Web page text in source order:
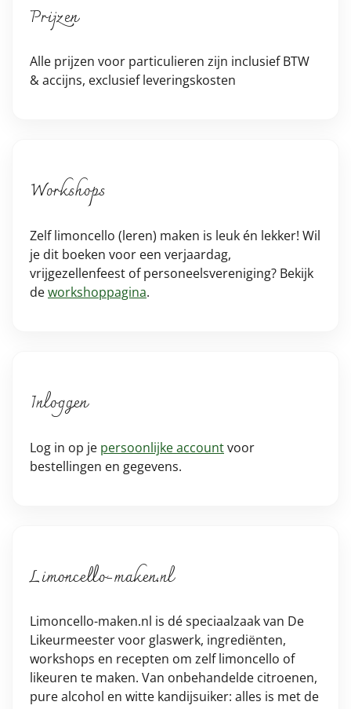
Prijzen
Alle prijzen voor particulieren zijn inclusief BTW
& accijns, exclusief leveringskosten
Workshops
Zelf limoncello (leren) maken is leuk én lekker! Wil
je dit boeken voor een verjaardag,
vrijgezellenfeest of personeelsvereniging? Bekijk
deworkshoppagina.
Inloggen
Log in op je persoonlijke accountvoor
bestellingen en gegevens.
Limoncello-maken.nl
Limoncello-maken.nl is dé speciaalzaak van De
Likeurmeester voor glaswerk, ingrediënten,
workshops en recepten om zelf limoncello of
likeuren te maken. Van onbehandelde citroenen,
pure alcohol en witte kandijsuiker: alles is met de